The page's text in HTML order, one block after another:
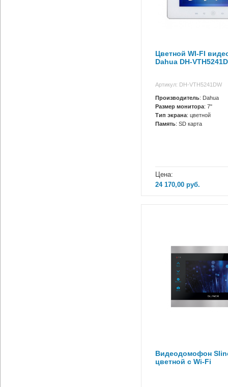
Цветной WI-FI
Dahua DH-
Артикул: DH-VTH5241DW
Производитель: Dahua
Размер монитора: 7"
Тип экрана: цветной
Память: SD карта
Цена:
24 170,00 руб.
Видеодомофон
цветной с Wi-Fi